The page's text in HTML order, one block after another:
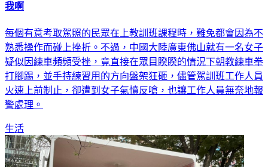
我啊
每個有意考取駕照的民眾在上教訓班課程時，難免都會因為不
熟悉操作而碰上挫折。不過，中國大陸廣東佛山就有一名女子
疑似因練車頻頻受挫，竟直接在眾目睽睽的情況下朝教練車拳
打腳踢，並手持練習用的方向盤架狂砸，儘管駕訓班工作人員
火速上前制止，卻遭到女子氣憤反嗆，也讓工作人員無奈地報
警處理。
生活